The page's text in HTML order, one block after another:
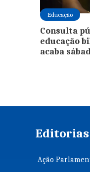
Educação
Consulta
educação
acaba
Editorias
Ação